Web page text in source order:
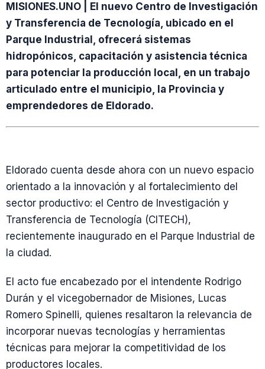
MISIONES.UNO | El nuevo Centro de Investigación
y Transferencia de Tecnología, ubicado en el
Parque Industrial, ofrecerá sistemas
hidropónicos, capacitación y asistencia técnica
para potenciar la producción local, en un trabajo
articulado entre el municipio, la Provincia y
emprendedores de Eldorado.
Eldorado cuenta desde ahora con un nuevo espacio
orientado a la innovación y al fortalecimiento del
sector productivo: el Centro de Investigación y
Transferencia de Tecnología (CITECH),
recientemente inaugurado en el Parque Industrial de
la ciudad.
El acto fue encabezado por el intendente Rodrigo
Durán y el vicegobernador de Misiones, Lucas
Romero Spinelli, quienes resaltaron la relevancia de
incorporar nuevas tecnologías y herramientas
técnicas para mejorar la competitividad de los
productores locales.